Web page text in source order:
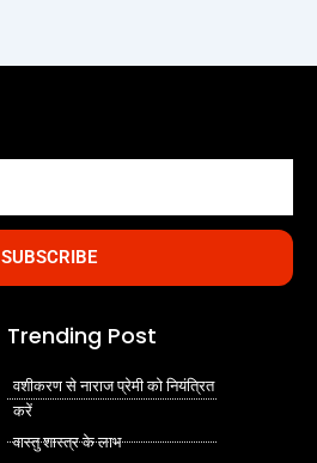
SUBSCRIBE
Trending Post
वशीकरण से नाराज प्रेमी को नियंत्रित
करें
वास्तु शास्त्र के लाभ